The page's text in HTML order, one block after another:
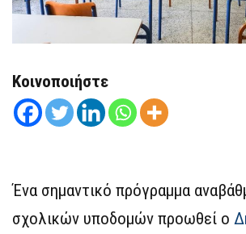
Κοινοποιήστε
Ένα σημαντικό πρόγραμμα
σχολικών υποδομών προωθεί ο